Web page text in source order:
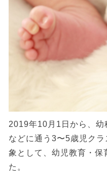
2019年10月1日から、幼
などに通う3〜5歳児ク
象として、幼児教育・保
た。